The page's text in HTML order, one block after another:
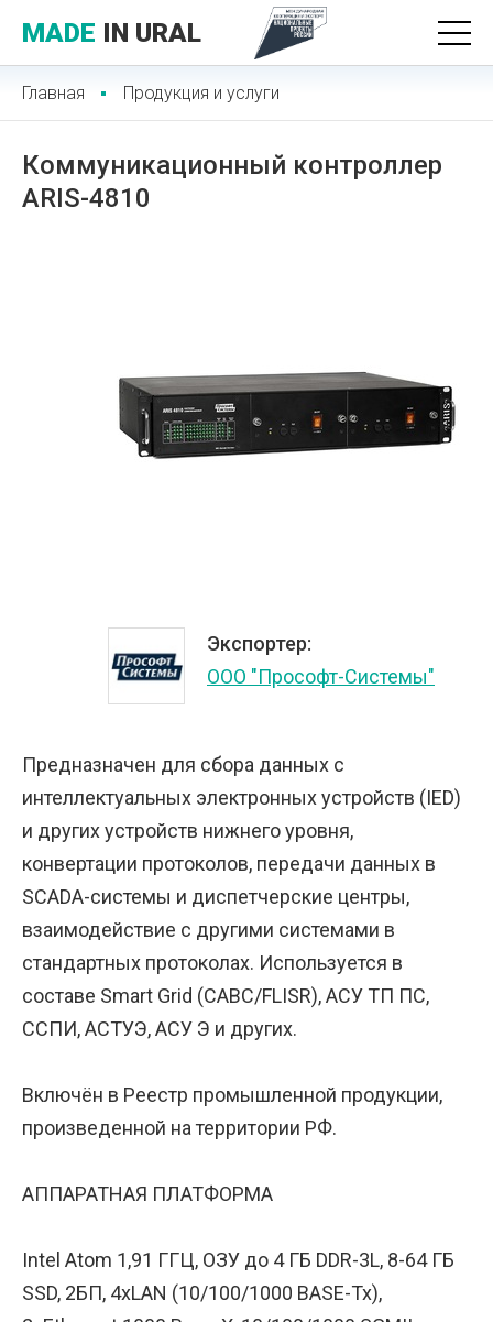
MADE IN URAL
Главная Продукция и услуги
Коммуникационный контроллер
ARIS-4810
Экспортер:
ООО "Прософт-Системы"
Предназначен для сбора данных с
интеллектуальных электронных устройств (IED)
и других устройств нижнего уровня,
конвертации протоколов, передачи данных в
SCADA-системы и диспетчерские центры,
взаимодействие с другими системами в
стандартных протоколах. Используется в
составе Smart Grid (САВС/FLISR), АСУ ТП ПС,
ССПИ, АСТУЭ, АСУ Э и других.
Включён в Реестр промышленной продукции,
произведенной на территории РФ.
АППАРАТНАЯ ПЛАТФОРМА
Intel Atom 1,91 ГГЦ, ОЗУ до 4 ГБ DDR-3L, 8-64 ГБ
SSD, 2БП, 4xLAN (10/100/1000 BASE-Tx),